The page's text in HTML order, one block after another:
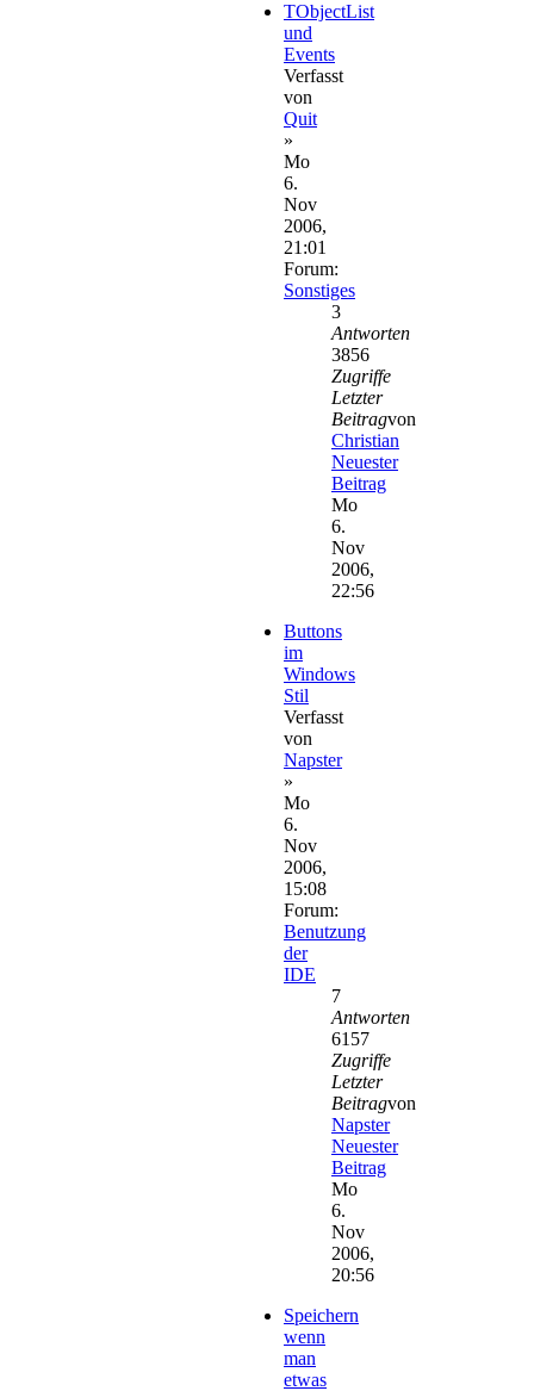
TObjectList
und
Events
Verfasst
von
Quit
»
Mo
6.
Nov
2006,
21:01
Forum:
Sonstiges
3
Antworten
3856
Zugriffe
Letzter
Beitragvon
Christian
Neuester
Beitrag
Mo
6.
Nov
2006,
22:56
Buttons
im
Windows
Stil
Verfasst
von
Napster
»
Mo
6.
Nov
2006,
15:08
Forum:
Benutzung
der
IDE
7
Antworten
6157
Zugriffe
Letzter
Beitragvon
Napster
Neuester
Beitrag
Mo
6.
Nov
2006,
20:56
Speichern
wenn
man
etwas